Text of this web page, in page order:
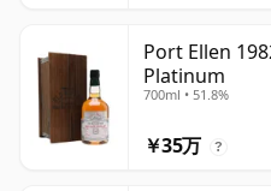
Port Ellen
Platinum
700ml • 51.8%
￥35万 ?